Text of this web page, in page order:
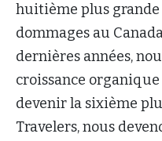
huitième plus grande
dommages au
dernières années,
croissance
devenir la sixième
Travelers, nous